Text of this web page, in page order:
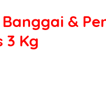
&
3 Kg